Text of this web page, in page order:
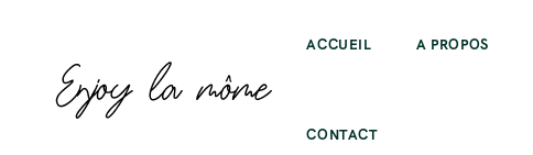
ACCUEIL A PROPOS
CONTACT